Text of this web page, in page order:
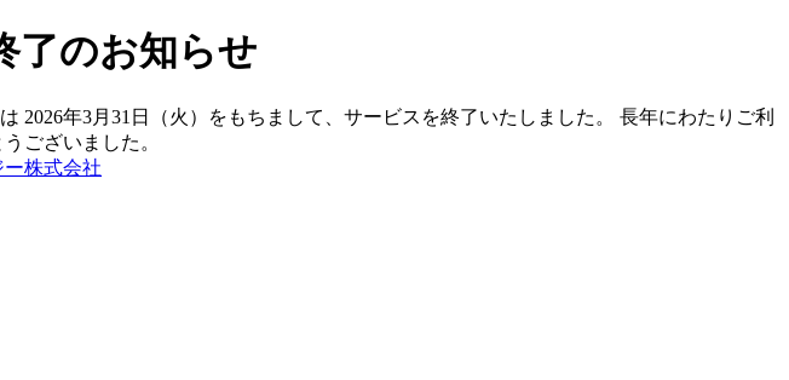
了のお知らせ
年3月31日（火）をもちまして、サービスを終了いたしました。 長年にわたりご利
ございました。
株式会社